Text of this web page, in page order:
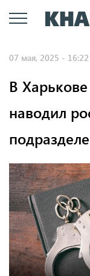
07 мая, 2025 - 16:22
В
наводил